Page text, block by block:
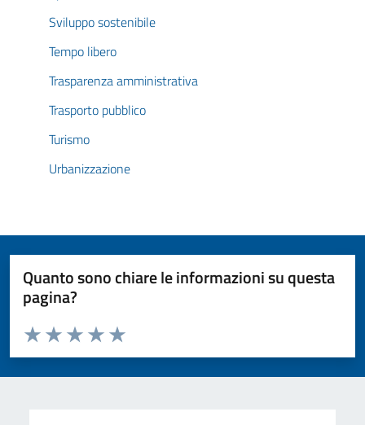
Sviluppo sostenibile
Tempo libero
Trasparenza amministrativa
Trasporto pubblico
Turismo
Urbanizzazione
Quanto sono chiare le informazioni su questa
pagina?
Valuta da 1 a 5 stelle la pagina
Valuta 5 stelle su 5
Valuta 4 stelle su 5
Valuta 3 stelle su 5
Valuta 2 stelle su 5
Valuta 1 stelle su 5